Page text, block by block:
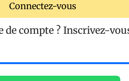
Connectez-vous
de compte ? Inscrivez-